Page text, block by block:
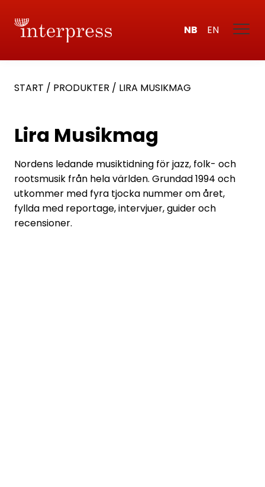
NB EN
START / PRODUKTER / LIRA MUSIKMAG
Lira Musikmag
Nordens ledande musiktidning för jazz, folk- och
rootsmusik från hela världen. Grundad 1994 och
utkommer med fyra tjocka nummer om året,
fyllda med reportage, intervjuer, guider och
recensioner.